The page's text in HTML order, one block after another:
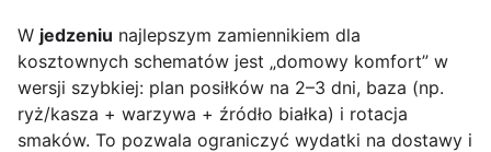
W jedzeniu najlepszym zamiennikiem dla
kosztownych schematów jest „domowy komfort” w
wersji szybkiej: plan posiłków na 2–3 dni, baza (np.
ryż/kasza + warzywa + źródło białka) i rotacja
smaków. To pozwala ograniczyć wydatki na dostawy i